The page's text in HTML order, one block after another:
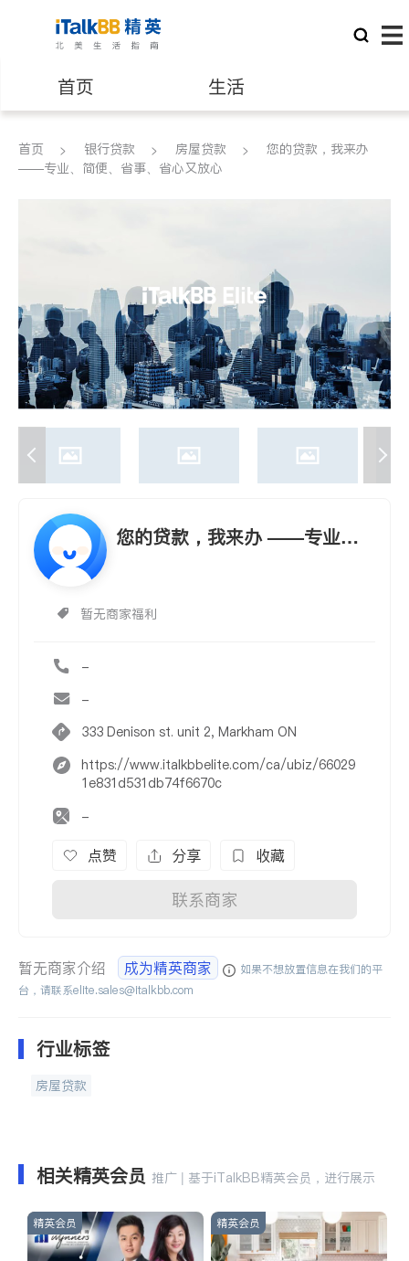
首页 生活
医生 律师
建筑装修
首页 银行贷款 房屋贷款
您的贷款，我来办
——专业、简便、省事、省心又放心
您的贷款，我来办 ——专业、
暂无商家福利
-
-
333 Denison st. unit 2, Markham ON
https://www.italkbbelite.com/ca/ubiz/66029
1e831d531db74f6670c
-
点赞 分享 收藏
联系商家
暂无商家介绍 成为精英商家
如果不想放置信息在我们的平
台，请联系elite.sales@italkbb.com
行业标签
房屋贷款
相关精英会员 推广 | 基于iTalkBB精英会员，进行展示
精英会员 精英会员